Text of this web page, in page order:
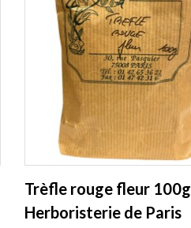
Trèfle rouge fleur 100g
Herboristerie de Paris